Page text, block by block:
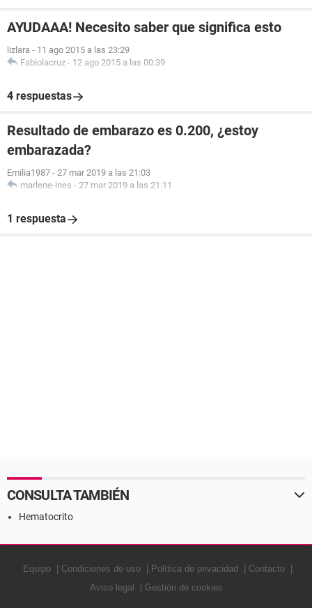
AYUDAAA! Necesito saber que significa esto
lizlara - 11 ago 2015 a las 23:29
Fabiolacruz - 12 ago 2015 a las 00:39
4 respuestas
Resultado de embarazo es 0.200, ¿estoy
embarazada?
Emilia1987 - 27 mar 2019 a las 21:03
marlene-ines - 27 mar 2019 a las 21:11
1 respuesta
CONSULTA TAMBIÉN
Hematocrito
Equipo Condiciones de uso Política de privacidad
Contacto
Aviso legal
Gestión de cookies